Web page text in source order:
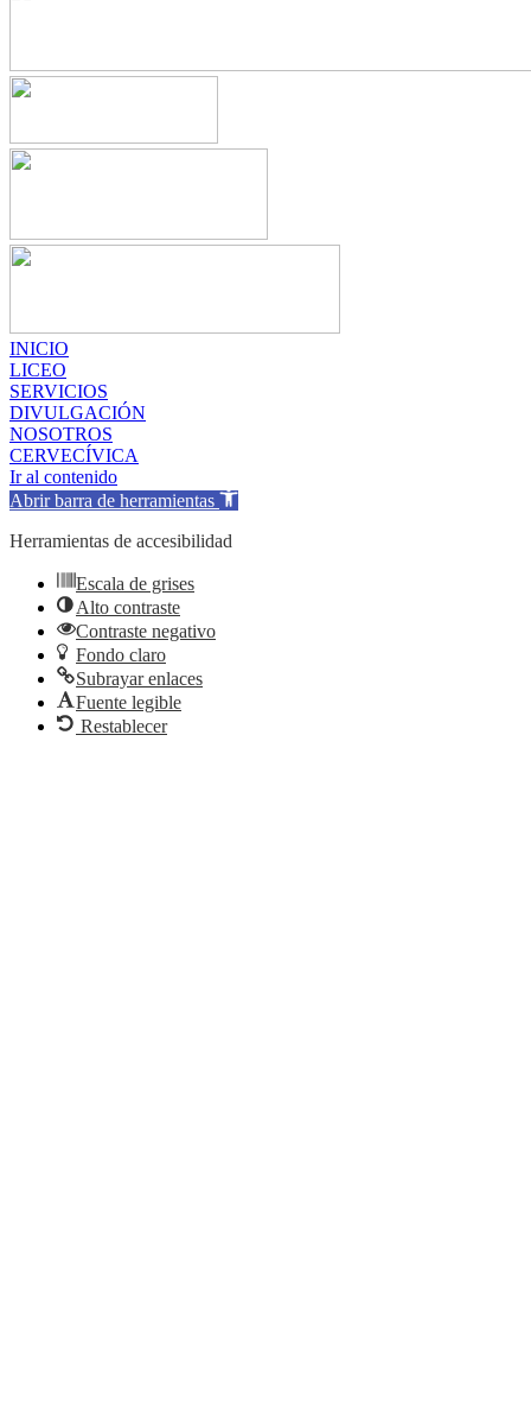
INICIO
LICEO
SERVICIOS
DIVULGACIÓN
NOSOTROS
CERVECÍVICA
Ir al contenido
Abrir barra de herramientas
Herramientas de accesibilidad
Escala de grises
Alto contraste
Contraste negativo
Fondo claro
Subrayar enlaces
Fuente legible
Restablecer